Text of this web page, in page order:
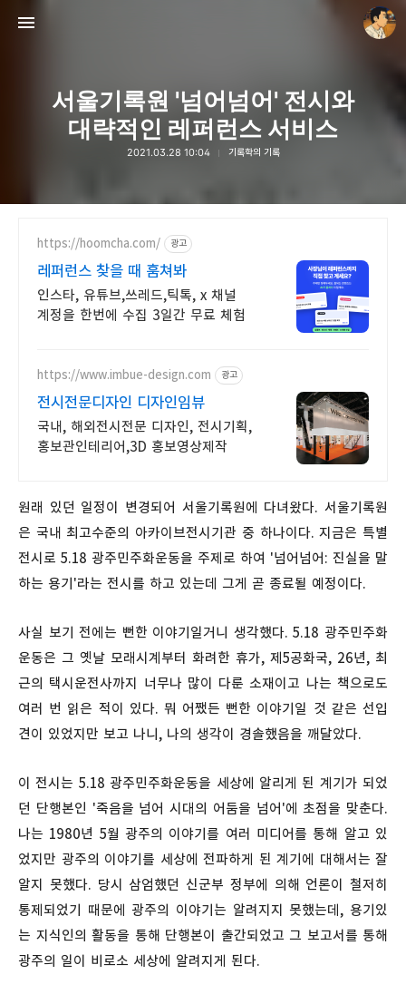
서울기록원 '넘어넘어' 전시와
대략적인 레퍼런스 서비스
2021.03.28 10:04 기록학의 기록
https://hoomcha.com/ 광고
레퍼런스 찾을 때 훔쳐봐
인스타, 유튜브,쓰레드,틱톡, x 채널
계정을 한번에 수집 3일간 무료 체험
https://www.imbue-design.com 광고
전시전문디자인 디자인임뷰
국내, 해외전시전문 디자인, 전시기획,
홍보관인테리어,3D 홍보영상제작
원래 있던 일정이 변경되어 서울기록원에 다녀왔다. 서울기록원
은 국내 최고수준의 아카이브전시기관 중 하나이다. 지금은 특별
전시로 5.18 광주민주화운동을 주제로 하여 '넘어넘어: 진실을 말
하는 용기'라는 전시를 하고 있는데 그게 곧 종료될 예정이다.
사실 보기 전에는 뻔한 이야기일거니 생각했다. 5.18 광주민주화
운동은 그 옛날 모래시계부터 화려한 휴가, 제5공화국, 26년, 최
근의 택시운전사까지 너무나 많이 다룬 소재이고 나는 책으로도
여러 번 읽은 적이 있다. 뭐 어쨌든 뻔한 이야기일 것 같은 선입
견이 있었지만 보고 나니, 나의 생각이 경솔했음을 깨달았다.
이 전시는 5.18 광주민주화운동을 세상에 알리게 된 계기가 되었
던 단행본인 '죽음을 넘어 시대의 어둠을 넘어'에 초점을 맞춘다.
나는 1980년 5월 광주의 이야기를 여러 미디어를 통해 알고 있
었지만 광주의 이야기를 세상에 전파하게 된 계기에 대해서는 잘
알지 못했다. 당시 삼엄했던 신군부 정부에 의해 언론이 철저히
통제되었기 때문에 광주의 이야기는 알려지지 못했는데, 용기있
는 지식인의 활동을 통해 단행본이 출간되었고 그 보고서를 통해
광주의 일이 비로소 세상에 알려지게 된다.
thebravepost.com